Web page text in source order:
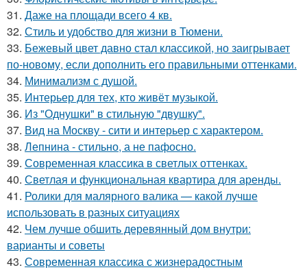
31. Даже на площади всего 4 кв.
32. Стиль и удобство для жизни в Тюмени.
33. Бежевый цвет давно стал классикой, но заигрывает
по-новому, если дополнить его правильными оттенками.
34. Минимализм с душой.
35. Интерьер для тех, кто живёт музыкой.
36. Из "Однушки" в стильную "двушку".
37. Вид на Москву - сити и интерьер с характером.
38. Лепнина - стильно, а не пафосно.
39. Современная классика в светлых оттенках.
40. Светлая и функциональная квартира для аренды.
41. Ролики для малярного валика — какой лучше
использовать в разных ситуациях
42. Чем лучше обшить деревянный дом внутри:
варианты и советы
43. Современная классика с жизнерадостным